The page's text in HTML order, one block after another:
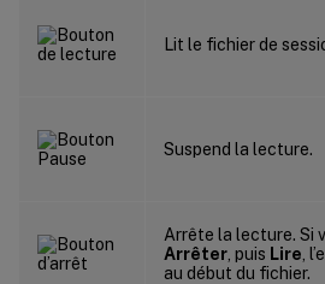
Lit le fichier de
Suspend la lecture.
Arrête la lecture. Si
Arrêter , puis Lire ,
au début du fichier.